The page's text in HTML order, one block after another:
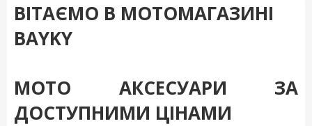
ВІТАЄМО В МОТОМАГАЗИНІ
BAYKY
МОТО АКСЕСУАРИ ЗА
ДОСТУПНИМИ ЦІНАМИ